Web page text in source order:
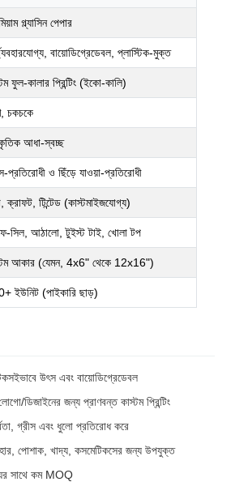
গ্ল্যাসিন পেপার
বায়োডিগ্রেডেবল, প্লাস্টিক-মুক্ত
ফুল-কালার প্রিন্টিং (ইকো-কালি)
চকচকে
আধা-স্বচ্ছ
প্রতিরোধী ও ছিঁড়ে যাওয়া-প্রতিরোধী
ক্রাফট, টিন্টেড (কাস্টমাইজযোগ্য)
সিল, আঠালো, টুইস্ট টাই, খোলা টপ
আকার (যেমন, 4x6" থেকে 12x16")
ইউনিট (পাইকারি ছাড়)
উৎস এবং বায়োডিগ্রেডেবল
ডিজাইনের জন্য প্রাণবন্ত কাস্টম প্রিন্টিং
গ্রীস এবং ধুলো প্রতিরোধ করে
পোশাক, খাদ্য, কসমেটিকসের জন্য উপযুক্ত
সাথে কম MOQ